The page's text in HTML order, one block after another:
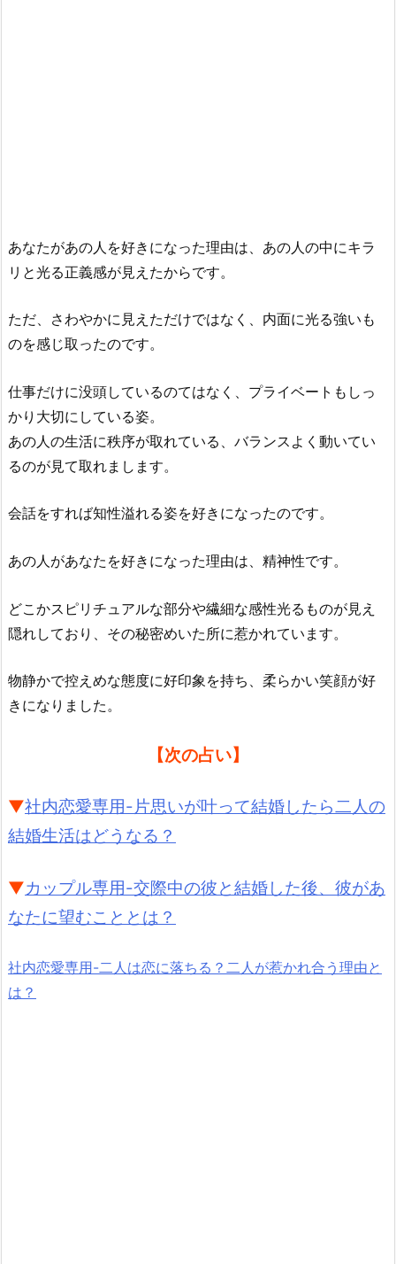
あなたがあの人を好きになった理由は、あの人の中にキラ
リと光る正義感が見えたからです。
ただ、さわやかに見えただけではなく、内面に光る強いも
のを感じ取ったのです。
仕事だけに没頭しているのてはなく、プライベートもしっ
かり大切にしている姿。
あの人の生活に秩序が取れている、バランスよく動いてい
るのが見て取れまします。
会話をすれば知性溢れる姿を好きになったのです。
あの人があなたを好きになった理由は、精神性です。
どこかスピリチュアルな部分や繊細な感性光るものが見え
隠れしており、その秘密めいた所に惹かれています。
物静かで控えめな態度に好印象を持ち、柔らかい笑顔が好
きになりました。
【次の占い】
▼社内恋愛専用-片思いが叶って結婚したら二人の
結婚生活はどうなる？
▼カップル専用-交際中の彼と結婚した後、彼があ
なたに望むこととは？
社内恋愛専用-二人は恋に落ちる？二人が惹かれ合う理由と
は？